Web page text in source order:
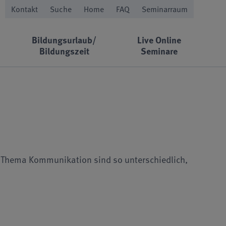
Kontakt Suche Home FAQ Seminarraum
Bildungsurlaub/
Bildungszeit
Live Online
Seminare
Kommunikation sind so unterschiedlich,